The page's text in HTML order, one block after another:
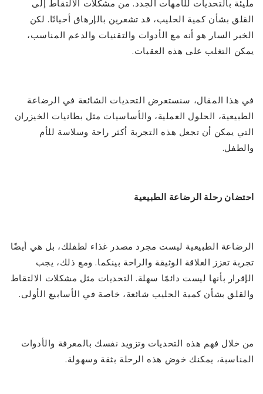
مليئة بالتحديات للأمهات الجدد. من مشكلات الالتقاط إلى
القلق بشأن كمية الحليب، قد تشعرين بالإرهاق أحيانًا. لكن
الخبر السار هو أنه مع الأدوات والتقنيات والدعم المناسب،
يمكن التغلب على هذه العقبات.
في هذا المقال، سنستعرض التحديات الشائعة في الرضاعة
الطبيعية، الحلول العملية، والأساسيات مثل بطانيات الخيزران
التي يمكن أن تجعل هذه التجربة أكثر راحة وسلاسة للأم
والطفل.
احتضان رحلة الرضاعة الطبيعية
الرضاعة الطبيعية ليست مجرد مصدر غذاء لطفلك، بل هي أيضًا
تجربة تعزز العلاقة الوثيقة والراحة بينكما. ومع ذلك، يجب
الإقرار بأنها ليست دائمًا سهلة. التحديات مثل مشكلات الالتقاط
والقلق بشأن كمية الحليب شائعة، خاصة في الأسابيع الأولى.
من خلال فهم هذه التحديات وتزويد نفسك بالمعرفة والأدوات
المناسبة، يمكنك خوض هذه الرحلة بثقة وسهولة.